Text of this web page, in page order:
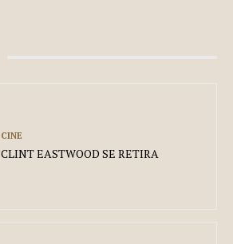
CINE
CLINT EASTWOOD SE RETIRA